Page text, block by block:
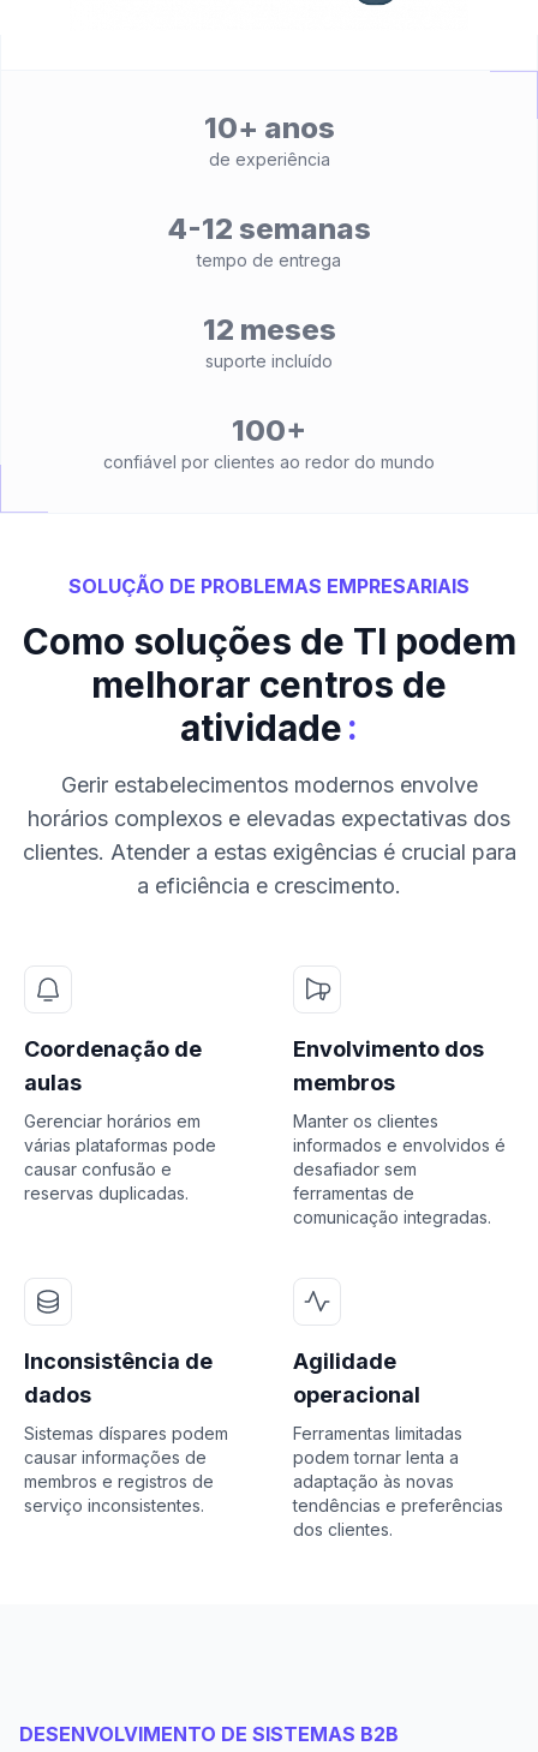
10+ anos
de experiência
4-12 semanas
tempo de entrega
12 meses
suporte incluído
100+
confiável por clientes ao redor do mundo
SOLUÇÃO DE PROBLEMAS EMPRESARIAIS
Como soluções de TI podem
melhorar centros de
atividade:
Gerir estabelecimentos modernos envolve
horários complexos e elevadas expectativas dos
clientes. Atender a estas exigências é crucial para
a eficiência e crescimento.
Coordenação de
aulas
Gerenciar horários em
várias plataformas pode
causar confusão e
reservas duplicadas.
Envolvimento dos
membros
Manter os clientes
informados e envolvidos é
desafiador sem
ferramentas de
comunicação integradas.
Inconsistência de
dados
Sistemas díspares podem
causar informações de
membros e registros de
serviço inconsistentes.
Agilidade
operacional
Ferramentas limitadas
podem tornar lenta a
adaptação às novas
tendências e preferências
dos clientes.
DESENVOLVIMENTO DE SISTEMAS B2B